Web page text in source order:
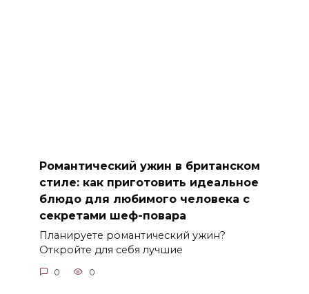
Романтический ужин в британском
стиле: как приготовить идеальное
блюдо для любимого человека с
секретами шеф-повара
Планируете романтический ужин?
Откройте для себя лучшие
0 0